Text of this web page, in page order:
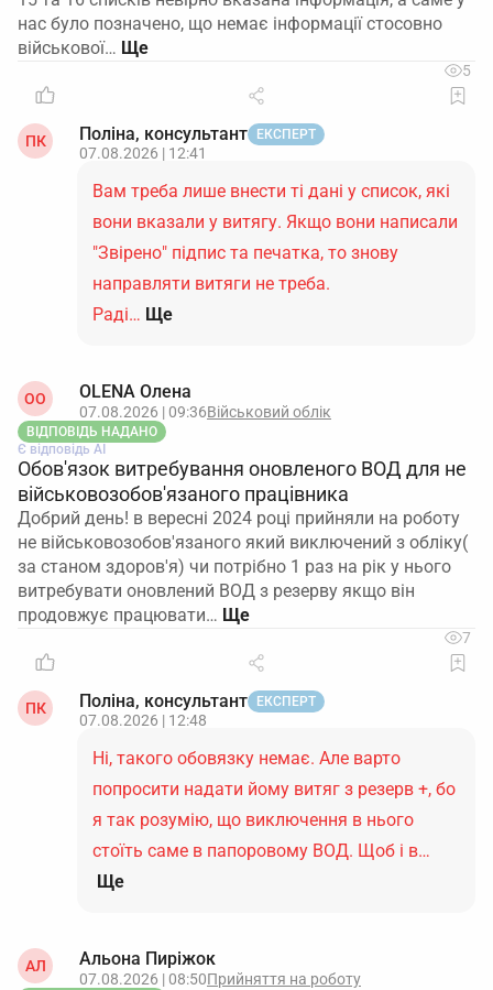
нас було позначено, що немає інформації стосовно
військової…
5
ПК Поліна, консультант ЕКСПЕРТ
07.08.2026 | 12:41
Вам треба лише внести ті дані у список, які
вони вказали у витягу. Якщо вони написали
"Звірено" підпис та печатка, то знову
направляти витяги не треба.
Раді… Ще
ОO OLENA Олена
07.08.2026 | 09:36Військовий облік
ВІДПОВІДЬ НАДАНО
Є відповідь АІ
Обов'язок витребування оновленого ВОД для не
військовозобов'язаного працівника
Добрий день! в вересні 2024 році прийняли на роботу
не військовозобов'язаного який виключений з обліку(
за станом здоров'я) чи потрібно 1 раз на рік у нього
витребувати оновлений ВОД з резерву якщо він
продовжує працювати…
7
ПК Поліна, консультант ЕКСПЕРТ
07.08.2026 | 12:48
Ні, такого обовязку немає. Але варто
попросити надати йому витяг з резерв +, бо
я так розумію, що виключення в нього
стоїть саме в папоровому ВОД. Щоб і в…
Ще
АЛ Альона Пиріжок
07.08.2026 | 08:50Прийняття на роботу